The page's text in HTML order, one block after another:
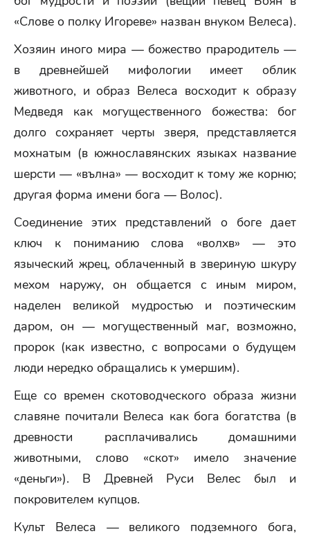
«Слове о полку Игореве» назван внуком Велеса).
Хозяин иного мира — божество прародитель —
в древнейшей мифологии имеет облик
животного, и образ Велеса восходит к образу
Медведя как могущественного божества: бог
долго сохраняет черты зверя, представляется
мохнатым (в южнославянских языках название
шерсти — «вълна» — восходит к тому же корню;
другая форма имени бога — Волос).
Соединение этих представлений о боге дает
ключ к пониманию слова «волхв» — это
языческий жрец, облаченный в звериную шкуру
мехом наружу, он общается с иным миром,
наделен великой мудростью и поэтическим
даром, он — могущественный маг, возможно,
пророк (как известно, с вопросами о будущем
люди нередко обращались к умершим).
Еще со времен скотоводческого образа жизни
славяне почитали Велеса как бога богатства (в
древности расплачивались домашними
животными, слово «скот» имело значение
«деньги»). В Древней Руси Велес был и
покровителем купцов.
Культ Велеса — великого подземного бога,